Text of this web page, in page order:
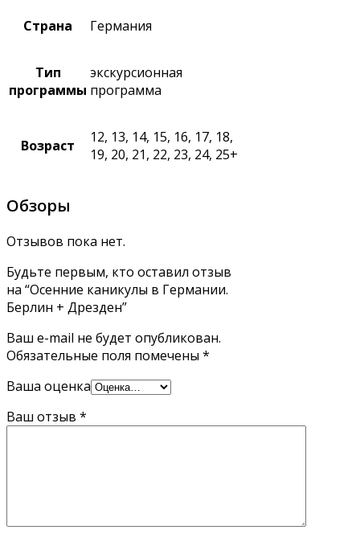
Страна Германия
Тип
программы
экскурсионная
программа
Возраст
12, 13, 14, 15, 16, 17, 18,
19, 20, 21, 22, 23, 24, 25+
Обзоры
Отзывов пока нет.
Будьте первым, кто оставил отзыв
на “Осенние каникулы в Германии.
Берлин + Дрезден”
Ваш e-mail не будет опубликован.
Обязательные поля помечены *
Ваша оценка
Ваш отзыв *